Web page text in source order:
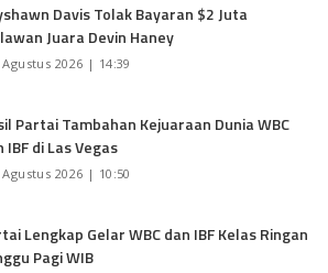
Davis Tolak Bayaran $2 Juta
Juara Devin Haney
Agustus 2026 | 14:39
Partai Tambahan Kejuaraan Dunia WBC
IBF di Las Vegas
Agustus 2026 | 10:50
Lengkap Gelar WBC dan IBF Kelas Ringan
Pagi WIB